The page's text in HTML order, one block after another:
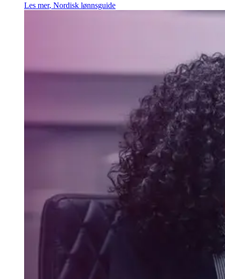
Les mer, Nordisk lønnsguide